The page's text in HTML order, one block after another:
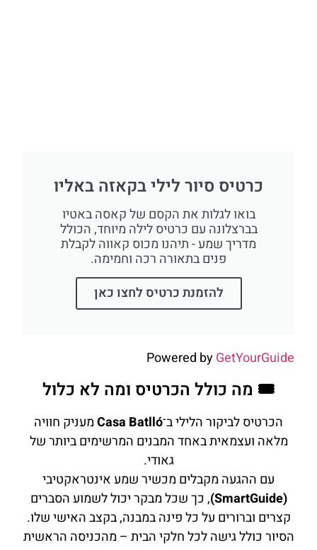
כרטיס סיור לילי בקאזה באליו
בואו לגלות את הקסם של קאסה באטיו
בברצלונה עם כרטיס לילה מיוחד, הכולל
מדריך שמע - תיהנו מכוס קאווה לקבלת
פנים בתאורה רכה וחמימה.
להזמנת כרטיס לחצו כאן
Powered byGetYourGuide
🎟️ מה כולל הכרטיס ומה לא כלול
הכרטיס לביקור הלילי ב־Casa Batllóמעניק חוויה
מלאה ועצמאית באחד המבנים המרשימים ביותר של
גאודי.
עם ההגעה מקבלים מכשיר שמע אינטראקטיבי
(SmartGuide)
, כך שכל מבקר יכול לשמוע הסברים
קצרים וברורים על כל פינה במבנה, בקצב האישי שלו.
הסיור כולל גישה לכל חלקי הבית – מהכניסה הראשית